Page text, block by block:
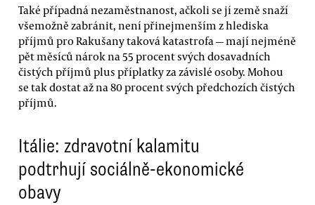
Také případná nezaměstnanost, ačkoli se jí země snaží
všemožně zabránit, není přinejmenším z hlediska
příjmů pro Rakušany taková katastrofa — mají nejméně
pět měsíců nárok na 55 procent svých dosavadních
čistých příjmů plus příplatky za závislé osoby. Mohou
se tak dostat až na 80 procent svých předchozích čistých
příjmů.
Itálie: zdravotní kalamitu
podtrhují sociálně-ekonomické
obavy